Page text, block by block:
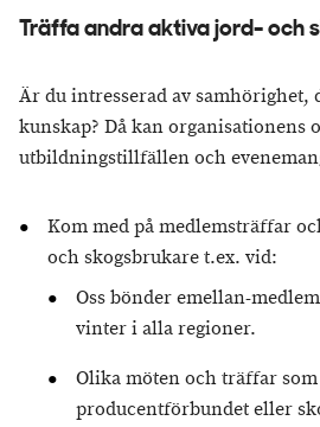
Träffa andra aktiva jord- och
Är du intresserad av samhörighet,
kunskap? Då kan organisationens
utbildningstillfällen och
Kom med på medlemsträffar
och skogsbrukare t.ex. vid:
Oss bönder emellan-
vinter i alla regioner.
Olika möten och träffar
producentförbundet eller